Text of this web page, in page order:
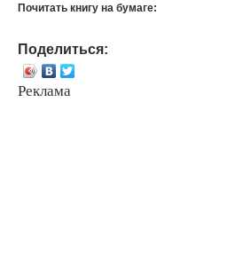
Почитать книгу на бумаге:
Поделиться:
Реклама